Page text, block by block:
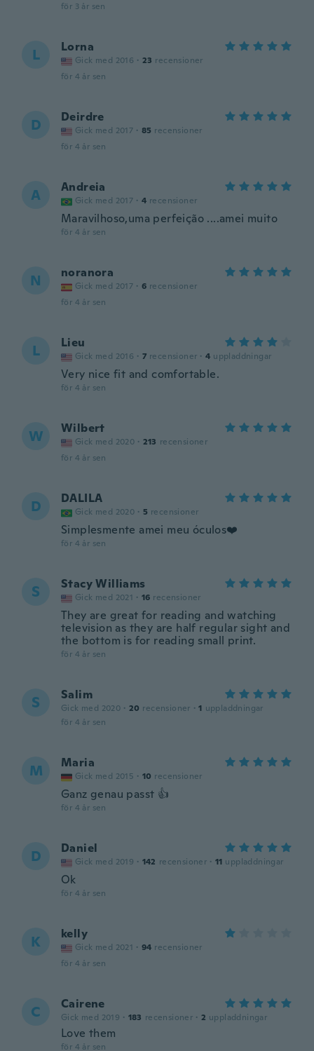
för 3 år sen
L Lorna
Gick med 2016 · 23 recensioner
för 4 år sen
D Deirdre
Gick med 2017 · 85 recensioner
för 4 år sen
A Andreia
Gick med 2017 · 4 recensioner
Maravilhoso,uma perfeição ....amei muito
för 4 år sen
N noranora
Gick med 2017 · 6 recensioner
för 4 år sen
L Lieu
Gick med 2016 · 7 recensioner · 4 uppladdningar
Very nice fit and comfortable.
för 4 år sen
W Wilbert
Gick med 2020 · 213 recensioner
för 4 år sen
D DALILA
Gick med 2020 · 5 recensioner
Simplesmente amei meu óculos❤️
för 4 år sen
S Stacy Williams
Gick med 2021 · 16 recensioner
They are great for reading and watching
television as they are half regular sight and
the bottom is for reading small print.
för 4 år sen
S Salim
Gick med 2020 · 20 recensioner · 1 uppladdningar
för 4 år sen
M Maria
Gick med 2015 · 10 recensioner
Ganz genau passt 👍
för 4 år sen
D Daniel
Gick med 2019 · 142 recensioner · 11 uppladdningar
Ok
för 4 år sen
K kelly
Gick med 2021 · 94 recensioner
för 4 år sen
C Cairene
Gick med 2019 · 183 recensioner · 2 uppladdningar
Love them
för 4 år sen